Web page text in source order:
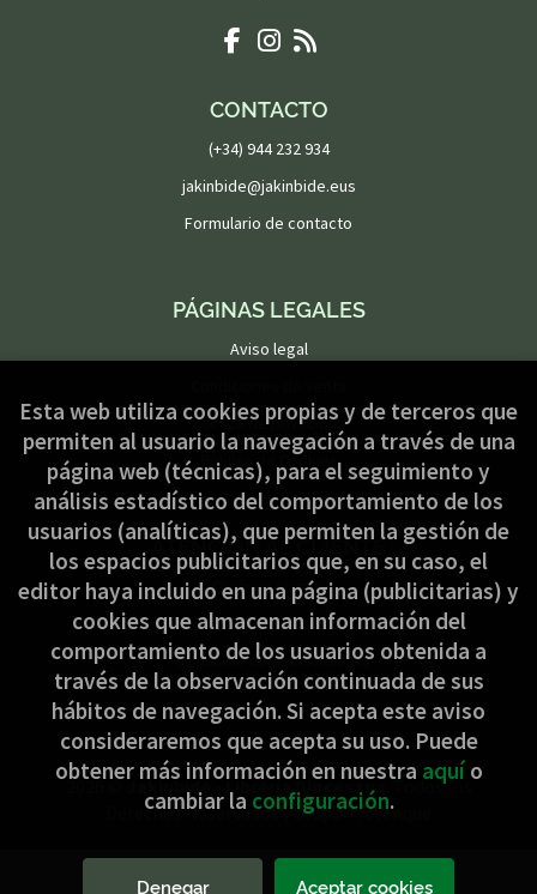
CONTACTO
(+34) 944 232 934
jakinbide@jakinbide.eus
Formulario de contacto
PÁGINAS LEGALES
Aviso legal
Política de privacidad
Política de Cookies
ATENCIÓN AL CLIENTE
Quiénes somos
Pedidos especiales
Formulario de desistimiento
2026 ©Jakinbide - Librería Diocesana . Todos los
Derechos Reservados |Grupo Trevenque
Esta web utiliza cookies propias y de terceros que
permiten al usuario la navegación a través de una
página web (técnicas), para el seguimiento y
análisis estadístico del comportamiento de los
usuarios (analíticas), que permiten la gestión de
los espacios publicitarios que, en su caso, el
editor haya incluido en una página (publicitarias) y
cookies que almacenan información del
comportamiento de los usuarios obtenida a
través de la observación continuada de sus
hábitos de navegación. Si acepta este aviso
consideraremos que acepta su uso. Puede
obtener más información en nuestra aquío
cambiar la configuración.
Denegar Aceptar cookies